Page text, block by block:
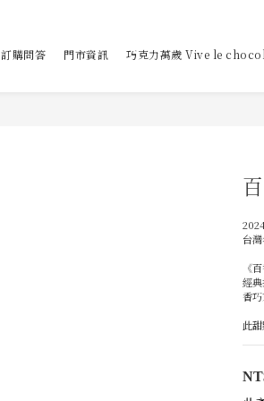
訂購問答 門市資訊 巧克力萬歲 Vive le
台
《
經
香
此